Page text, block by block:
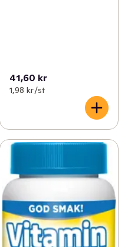
41,60 kr
1,98 kr /st